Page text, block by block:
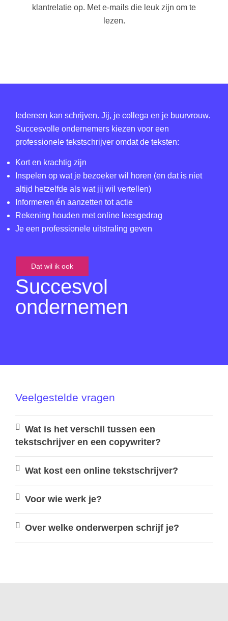
klantrelatie op. Met e-mails die leuk zijn om te
lezen.
Iedereen kan schrijven. Jij, je collega en je buurvrouw.
Succesvolle ondernemers kiezen voor een
professionele tekstschrijver omdat de teksten:
Kort en krachtig zijn
Inspelen op wat je bezoeker wil horen (en dat is niet
altijd hetzelfde als wat jij wil vertellen)
Informeren én aanzetten tot actie
Rekening houden met online leesgedrag
Je een professionele uitstraling geven
Dat wil ik ook
Succesvol
ondernemen
Veelgestelde vragen
Wat is het verschil tussen een
tekstschrijver en een copywriter?
Wat kost een online tekstschrijver?
Voor wie werk je?
Over welke onderwerpen schrijf je?